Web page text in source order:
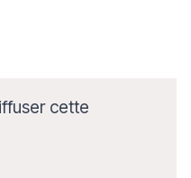
cette